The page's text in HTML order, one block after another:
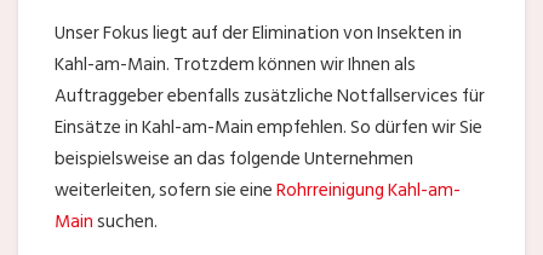
Unser Fokus liegt auf der Elimination von Insekten in
Kahl-am-Main. Trotzdem können wir Ihnen als
Auftraggeber ebenfalls zusätzliche Notfallservices für
Einsätze in Kahl-am-Main empfehlen. So dürfen wir Sie
beispielsweise an das folgende Unternehmen
weiterleiten, sofern sie eineRohrreinigung Kahl-am-
Mainsuchen.